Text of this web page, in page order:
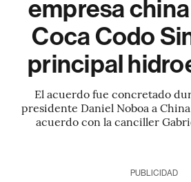
empresa
Coca Codo
principal
El acuerdo fue concretado
presidente Daniel Noboa a
acuerdo con la canciller
PUBLICIDAD